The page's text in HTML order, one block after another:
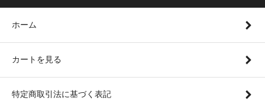
ホーム
カートを見る
特定商取引法に基づく表記